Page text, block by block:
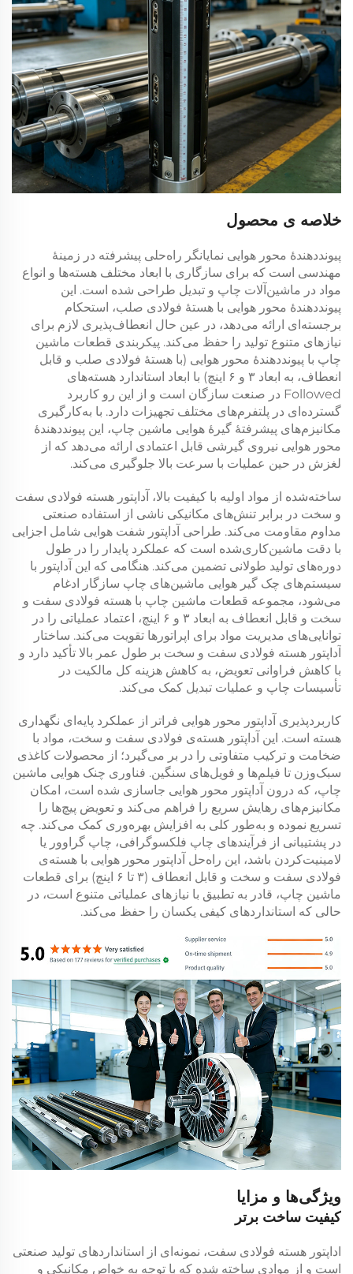
خلاصه ی محصول
پیوند‌دهندهٔ محور هوایی نمایانگر راه‌حلی پیشرفته در زمینهٔ
مهندسی است که برای سازگاری با ابعاد مختلف هسته‌ها و انواع
مواد در ماشین‌آلات چاپ و تبدیل طراحی شده است. این
پیوند‌دهندهٔ محور هوایی با هستهٔ فولادی صلب، استحکام
برجسته‌ای ارائه می‌دهد، در عین حال انعطاف‌پذیری لازم برای
نیازهای متنوع تولید را حفظ می‌کند. پیکربندی قطعات ماشین
چاپ با پیوند‌دهندهٔ محور هوایی (با هستهٔ فولادی صلب و قابل
انعطاف، به ابعاد ۳ و ۶ اینچ) با ابعاد استاندارد هسته‌های
Followed در صنعت سازگان است و از این رو کاربرد
گسترده‌ای در پلتفرم‌های مختلف تجهیزات دارد. با به‌کارگیری
مکانیزم‌های پیشرفتهٔ گیرهٔ هوایی ماشین چاپ، این پیوند‌دهندهٔ
محور هوایی نیروی گیرشی قابل اعتمادی ارائه می‌دهد که از
لغزش در حین عملیات با سرعت بالا جلوگیری می‌کند.
ساخته‌شده از مواد اولیه با کیفیت بالا، آداپتور هسته فولادی سفت
و سخت در برابر تنش‌های مکانیکی ناشی از استفاده صنعتی
مداوم مقاومت می‌کند. طراحی آداپتور شفت هوایی شامل اجزایی
با دقت ماشین‌کاری‌شده است که عملکرد پایدار را در طول
دوره‌های تولید طولانی تضمین می‌کند. هنگامی که این آداپتور با
سیستم‌های چک گیر هوایی ماشین‌های چاپ سازگار ادغام
می‌شود، مجموعه قطعات ماشین چاپ با هسته فولادی سفت و
سخت و قابل انعطاف به ابعاد ۳ و ۶ اینچ، اعتماد عملیاتی را در
توانایی‌های مدیریت مواد برای اپراتورها تقویت می‌کند. ساختار
آداپتور هسته فولادی سفت و سخت بر طول عمر بالا تأکید دارد و
با کاهش فراوانی تعویض، به کاهش هزینه کل مالکیت در
تأسیسات چاپ و عملیات تبدیل کمک می‌کند.
کاربردپذیری آداپتور محور هوایی فراتر از عملکرد پایه‌ای نگهداری
هسته است. این آداپتور هسته‌ی فولادی سفت و سخت، مواد با
ضخامت و ترکیب متفاوتی را در بر می‌گیرد؛ از محصولات کاغذی
سبک‌وزن تا فیلم‌ها و فویل‌های سنگین. فناوری چنک هوایی ماشین
چاپ، که درون آداپتور محور هوایی جاسازی شده است، امکان
مکانیزم‌های رهایش سریع را فراهم می‌کند و تعویض پیچ‌ها را
تسریع نموده و به‌طور کلی به افزایش بهره‌وری کمک می‌کند. چه
در پشتیبانی از فرآیندهای چاپ فلکسوگرافی، چاپ گراوور یا
لامینیت‌کردن باشد، این راه‌حل آداپتور محور هوایی با هسته‌ی
فولادی سفت و سخت و قابل انعطاف (۳ تا ۶ اینچ) برای قطعات
ماشین چاپ، قادر به تطبیق با نیازهای عملیاتی متنوع است، در
حالی که استانداردهای کیفی یکسان را حفظ می‌کند.
ویژگی‌ها و مزایا
کیفیت ساخت برتر
اداپتور هسته فولادی سفت، نمونه‌ای از استانداردهای تولید صنعتی
است و از موادی ساخته شده که با توجه به خواص مکانیکی و